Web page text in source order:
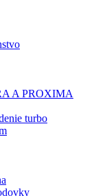
A PROXIMA
turbo